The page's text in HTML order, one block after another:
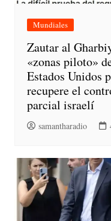
Mundiales
Zautar al
«zonas piloto»
Estados Unidos
recupere el
parcial israelí
samantharadio